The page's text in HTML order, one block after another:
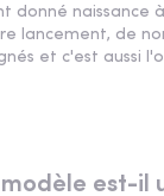
donné naissance
lancement, de
et c'est aussi
est-il